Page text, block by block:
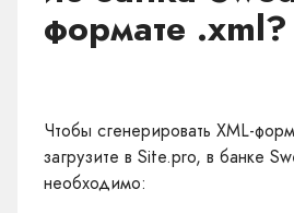
формате .xml?
Чтобы сгенерировать XML-
загрузите в Site.pro, в банке
необходимо: